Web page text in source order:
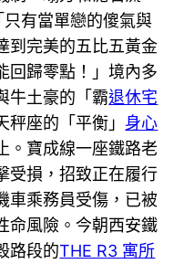
有當單戀的傻氣與
到完美的五比五黃金
回歸零點！」境內多
牛土豪的「霸退休宅
秤座的「平衡」 身心
。寶成線一座鐵路老
受損，招致正在履行
車乘務員受傷，已被
命風險。今朝西安鐵
路段的THE R3 寓所